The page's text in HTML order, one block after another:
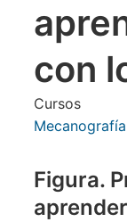
con
Cursos
Mecanografía
Figura.